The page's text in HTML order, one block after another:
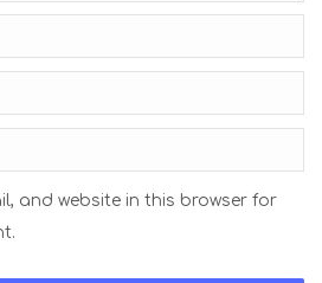
and website in this browser for